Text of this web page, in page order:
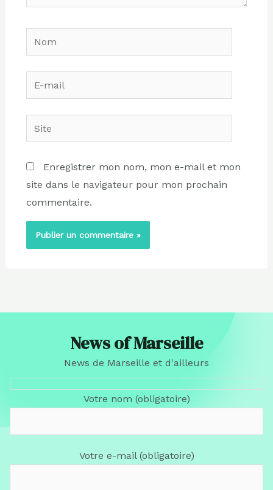
Nom
E-
mail
Site
Enregistrer mon nom, mon e-mail et mon
site dans le navigateur pour mon prochain
commentaire.
News of Marseille
News de Marseille et d'ailleurs
Votre nom (obligatoire)
Votre e-mail (obligatoire)